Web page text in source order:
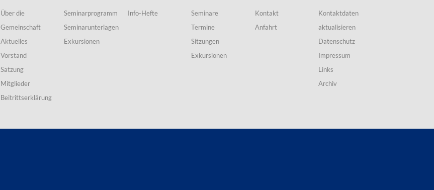
Über die
Gemeinschaft
Aktuelles
Vorstand
Satzung
Mitglieder
Beitrittserklärung
Seminarprogramm
Seminarunterlagen
Exkursionen
Info-Hefte
Seminare
Termine
Sitzungen
Exkursionen
Kontakt
Anfahrt
Kontaktdaten
aktualisieren
Datenschutz
Impressum
Links
Archiv